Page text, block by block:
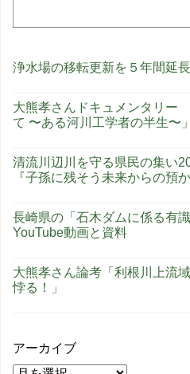
浄水場の移転更新を５年間延
大熊孝さんドキュメンタリー
て 〜ある河川工学者の半生〜」
清流川辺川を守る県民の集い
『子孫に残そう未来からの預
長崎県の「石木ダムに係る有
YouTube動画と資料
大熊孝さん論考「利根川上流
悖る！」
アーカイブ